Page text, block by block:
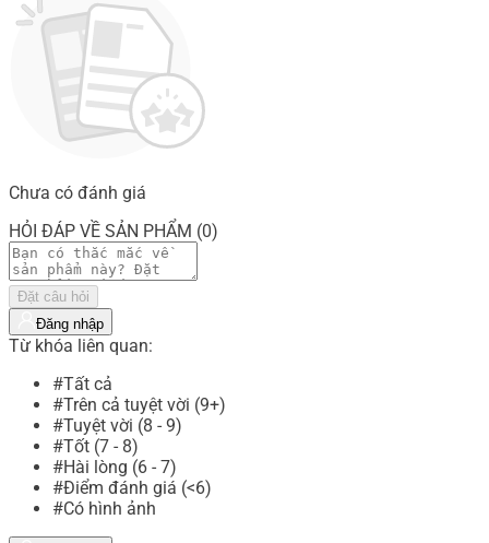
Chưa có đánh giá
HỎI ĐÁP VỀ SẢN PHẨM (0)
Đặt câu hỏi
Đăng nhập
Từ khóa liên quan:
#Tất cả
#Trên cả tuyệt vời (9+)
#Tuyệt vời (8 - 9)
#Tốt (7 - 8)
#Hài lòng (6 - 7)
#Điểm đánh giá (<6)
#Có hình ảnh